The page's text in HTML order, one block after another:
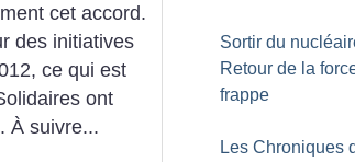
cet accord.
des initiatives
ce qui est
ont
À suivre...
Sortir du
Retour de la
frappe
Les Chroniques